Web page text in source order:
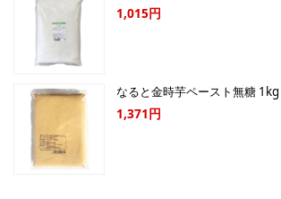
1,015円
なると金時芋ペースト無糖 1kg
1,371円